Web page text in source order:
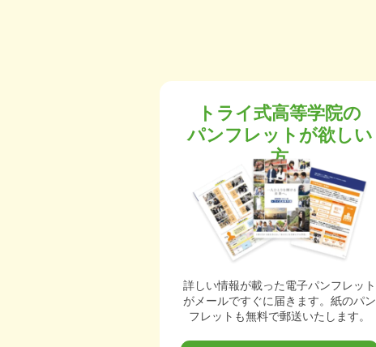
トライ式高等学院の
パンフレットが欲しい
方
詳しい情報が載った電子パンフレット
がメールですぐに届きます。紙のパン
フレットも無料で郵送いたします。